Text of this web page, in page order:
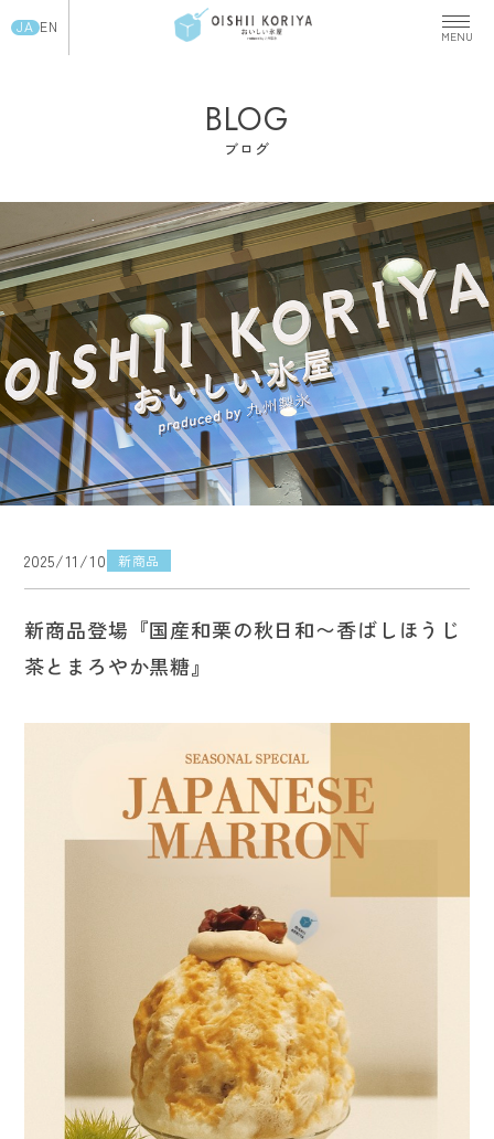
EN
JA
BLOG
ブログ
2025/11/10 新商品
新商品登場『国産和栗の秋日和〜香ばしほうじ
茶とまろやか黒糖』